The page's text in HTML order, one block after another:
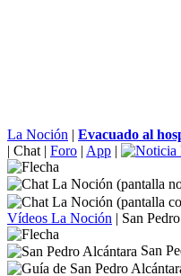
La Noción | Evacuado al
| Chat | Foro | App |
Vídeos La Noción | San
San